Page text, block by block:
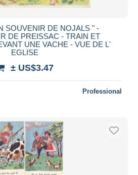
SOUVENIR DE NOJALS " -
DE PREISSAC - TRAIN ET
UNE VACHE - VUE DE L'
EGLISE
± US$3.47
Professional